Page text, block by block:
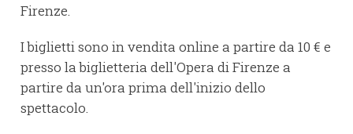
Firenze.
I biglietti sono in vendita online a partire da 10 € e
presso la biglietteria dell'Opera di Firenze a
partire da un'ora prima dell'inizio dello
spettacolo.